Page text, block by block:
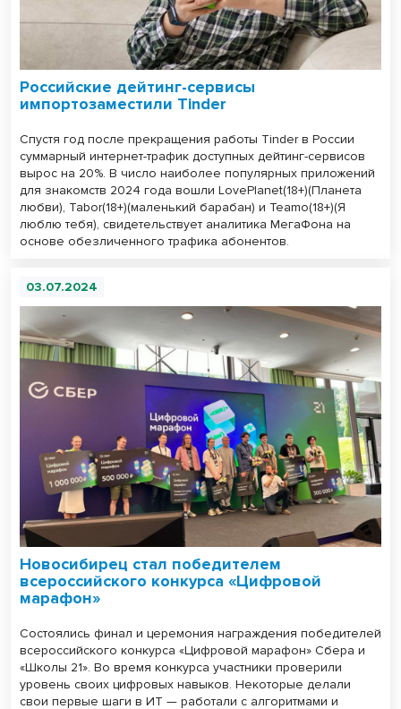
Российские дейтинг-сервисы
импортозаместили Tinder
Спустя год после прекращения работы Tinder в России
суммарный интернет-трафик доступных дейтинг-сервисов
вырос на 20%. В число наиболее популярных приложений
для знакомств 2024 года вошли LovePlanet(18+)(Планета
любви), Tabor(18+)(маленький барабан) и Teamo(18+)(Я
люблю тебя), свидетельствует аналитика МегаФона на
основе обезличенного трафика абонентов.
03.07.2024
Новосибирец стал победителем
всероссийского конкурса «Цифровой
марафон»
Состоялись финал и церемония награждения победителей
всероссийского конкурса «Цифровой марафон» Сбера и
«Школы 21». Во время конкурса участники проверили
уровень своих цифровых навыков. Некоторые делали
свои первые шаги в ИТ — работали с алгоритмами и